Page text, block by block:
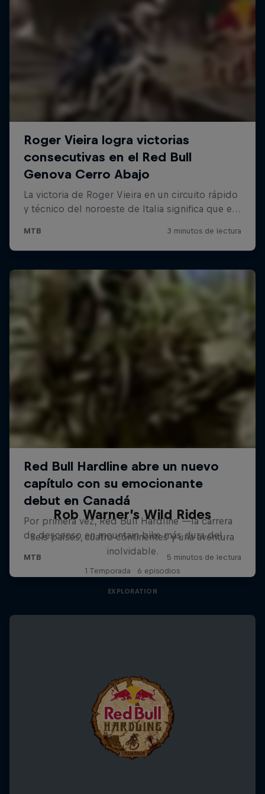
Rob Warner’s Wild Rides
Seis países, cuatro continentes y una aventura
inolvidable.
1 Temporada · 6 episodios
EXPLORATION